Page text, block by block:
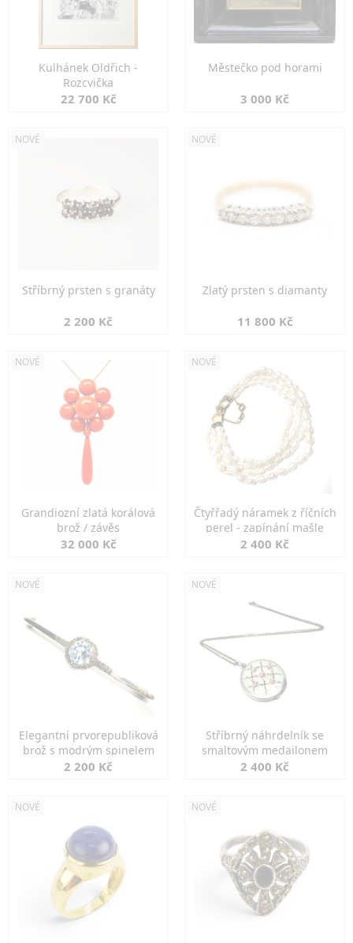
Kulhánek Oldřich -
Rozcvička
22 700 Kč
Městečko pod horami
3 000 Kč
NOVÉ
Stříbrný prsten s granáty
2 200 Kč
NOVÉ
Zlatý prsten s diamanty
11 800 Kč
NOVÉ
Grandiozní zlatá korálová
brož / závěs
32 000 Kč
NOVÉ
Čtyřřadý náramek z říčních
perel - zapínání mašle
2 400 Kč
NOVÉ
Elegantní prvorepubliková
brož s modrým spinelem
2 200 Kč
NOVÉ
Stříbrný náhrdelník se
smaltovým medailonem
2 400 Kč
NOVÉ NOVÉ